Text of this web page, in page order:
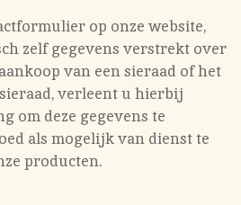
op onze website,
zelf gegevens verstrekt over
van een sieraad of het
verleent u hierbij
om deze gegevens te
als mogelijk van dienst te
producten.